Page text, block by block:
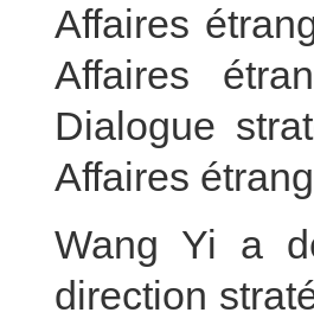
Affaires
Affaires
Dialogue
Affaires
Wang Yi a
direction